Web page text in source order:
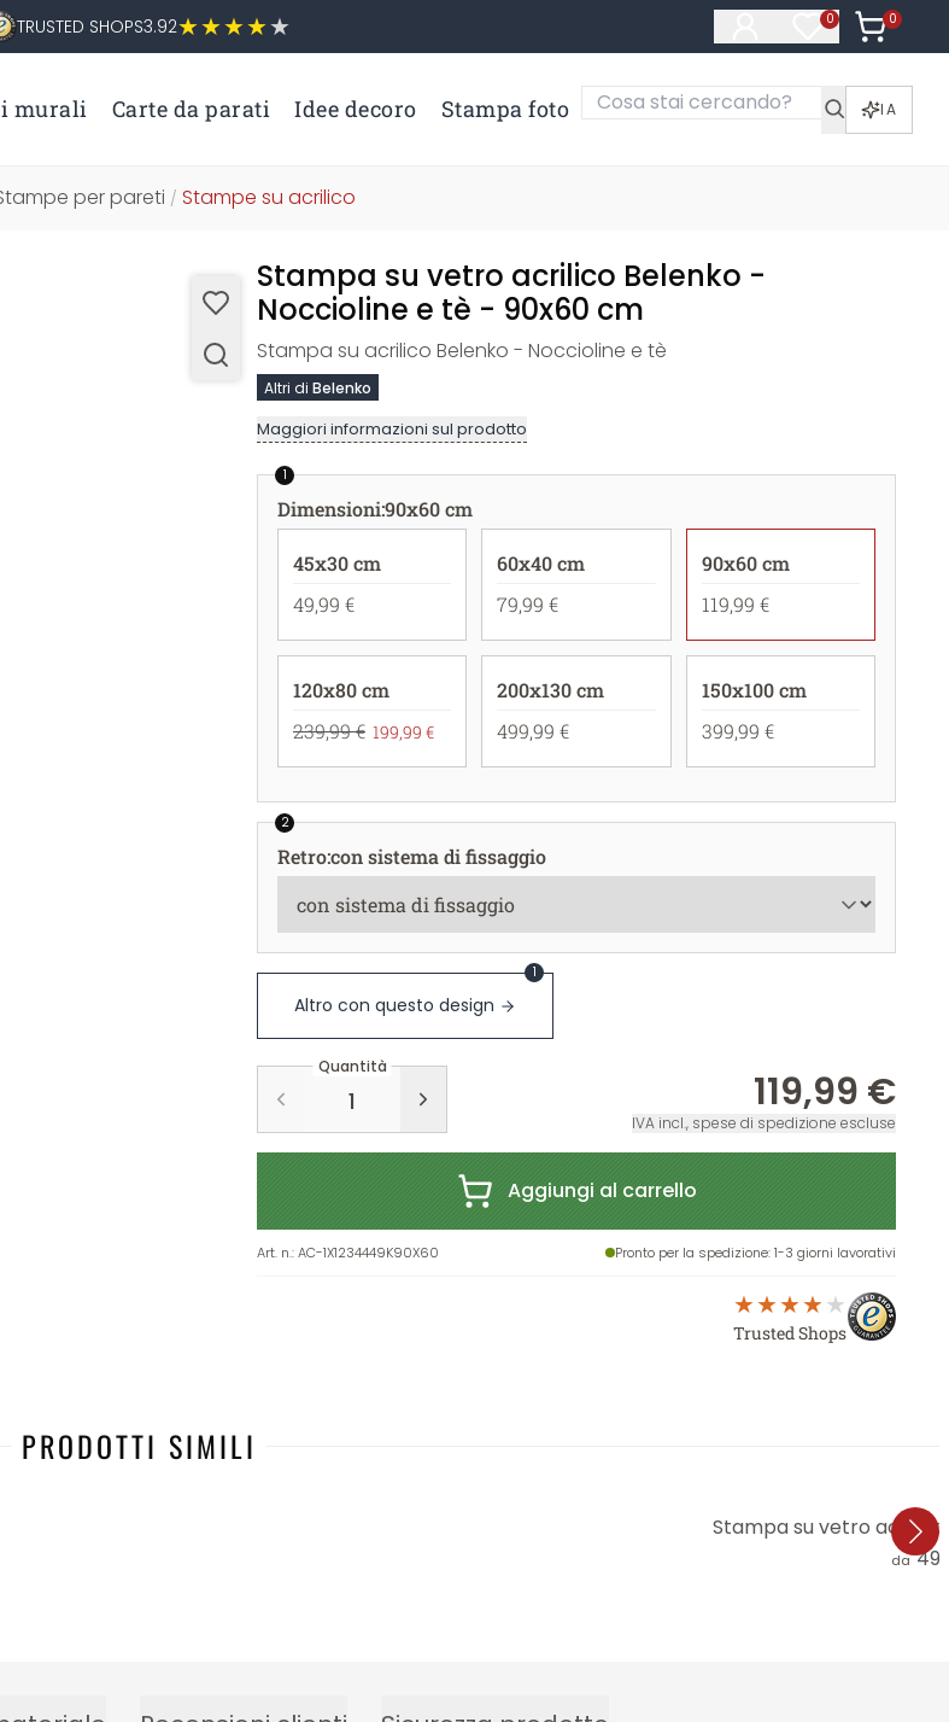
TRUSTED SHOPS3.92 0
Articoli nella
0
Articoli
murali Carte da parati Idee decoro Stampa foto IA
per pareti / Stampe su acrilico
Stampa su vetro acrilico Belenko -
Noccioline e tè - 90x60 cm
Stampa su acrilico Belenko - Noccioline e tè
Altri di Belenko
Maggiori informazioni sul prodotto
1
Dimensioni:90x60 cm
45x30 cm
49,99 €
60x40 cm
79,99 €
90x60 cm
119,99 €
120x80 cm
239,99 € 199,99 €
200x130 cm
499,99 €
150x100 cm
399,99 €
2
Retro:con sistema di fissaggio
Altro con questo design
1
Quantità
119,99 €
IVA incl., spese di spedizione escluse
Aggiungi al carrello
Art. n.:AC-1X1234449K90X60 Pronto per la spedizione: 1-3 giorni lavorativi
Trusted Shops
PRODOTTI SIMILI
Stampa su vetro
da